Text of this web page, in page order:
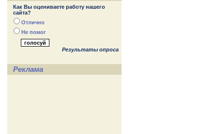
Как Вы оцениваете работу нашего
сайта?
Отлично
Не помог
Результаты опроса
Реклама